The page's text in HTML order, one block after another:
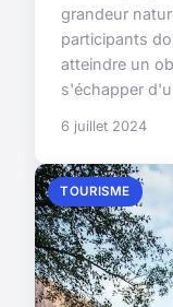
grandeur
participants
atteindre un
s'échapper
6 juillet 2024
TOURISME